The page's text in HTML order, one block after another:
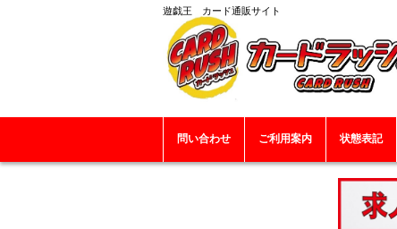
遊戯王 カード通販サイト
問い合わせ ご利用案内 状態表記